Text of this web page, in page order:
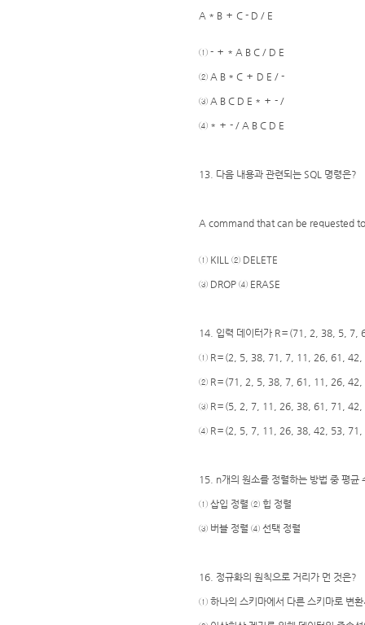
A * B ＋ C - D / E
① - ＋ * A B C / D E
② A B * C ＋ D E / -
③ A B C D E * ＋ - /
④ * ＋ - / A B C D E
13. 다음 내용과 관련되는 SQL 명령은?
A command that can be requested
① KILL ② DELETE
③ DROP ④ ERASE
14. 입력 데이터가 R＝(71, 2, 38, 5,
① R＝(2, 5, 38, 71, 7, 11, 26, 61, 42,
② R＝(71, 2, 5, 38, 7, 61, 11, 26, 42,
③ R＝(5, 2, 7, 11, 26, 38, 61, 71, 42,
④ R＝(2, 5, 7, 11, 26, 38, 42, 53, 71,
15. n개의 원소를 정렬하는 방법 중 평
① 삽입 정렬 ② 힙 정렬
③ 버블 정렬 ④ 선택 정렬
16. 정규화의 원칙으로 거리가 먼 것은?
① 하나의 스키마에서 다른 스키마로 변